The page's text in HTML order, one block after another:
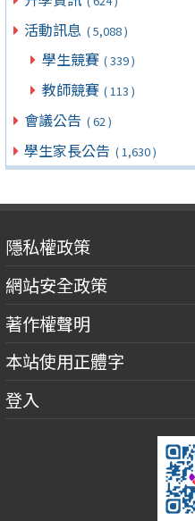
活動訊息 ( 5,088 )
學生競賽 ( 339 )
教師競賽 ( 113 )
會議公告 ( 62 )
學生家長公告 ( 1,630 )
隱私權政策
網站安全政策
著作權聲明
本站使用正體字
登入